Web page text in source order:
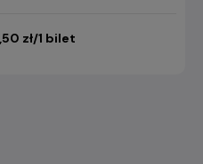
zł/1 bilet